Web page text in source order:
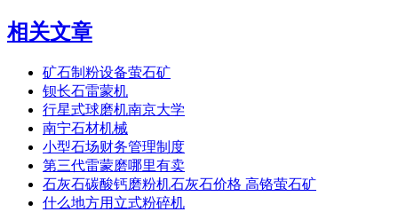
相关文章
矿石制粉设备萤石矿
钡长石雷蒙机
行星式球磨机南京大学
南宁石材机械
小型石场财务管理制度
第三代雷蒙磨哪里有卖
石灰石碳酸钙磨粉机石灰石价格 高铬萤石矿
什么地方用立式粉碎机